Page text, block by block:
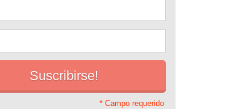
* Campo requerido